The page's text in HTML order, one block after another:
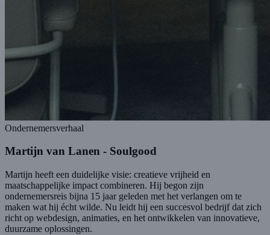
Ondernemersverhaal
Martijn van Lanen - Soulgood
Martijn heeft een duidelijke visie: creatieve vrijheid en
maatschappelijke impact combineren. Hij begon zijn
ondernemersreis bijna 15 jaar geleden met het verlangen om te
maken wat hij écht wilde. Nu leidt hij een succesvol bedrijf dat zich
richt op webdesign, animaties, en het ontwikkelen van innovatieve,
duurzame oplossingen.